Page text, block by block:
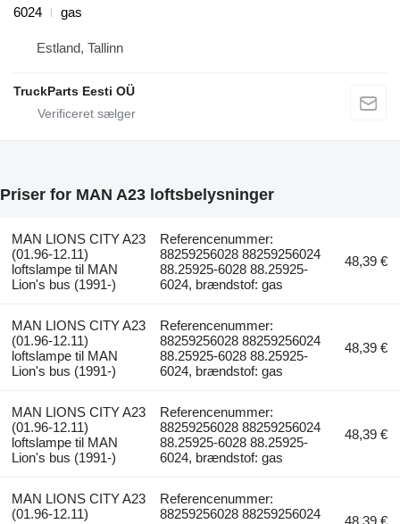
6024
gas
Estland, Tallinn
TruckParts Eesti OÜ
Priser for MAN A23 loftsbelysninger
MAN LIONS CITY A23
(01.96-12.11)
loftslampe til MAN
Lion's bus (1991-)
Referencenummer:
88259256028 88259256024
88.25925-6028 88.25925-
6024, brændstof: gas
48,39 €
MAN LIONS CITY A23
(01.96-12.11)
loftslampe til MAN
Lion's bus (1991-)
Referencenummer:
88259256028 88259256024
88.25925-6028 88.25925-
6024, brændstof: gas
48,39 €
MAN LIONS CITY A23
(01.96-12.11)
loftslampe til MAN
Lion's bus (1991-)
Referencenummer:
88259256028 88259256024
88.25925-6028 88.25925-
6024, brændstof: gas
48,39 €
MAN LIONS CITY A23
(01.96-12.11)
Referencenummer:
88259256028 88259256024
48,39 €